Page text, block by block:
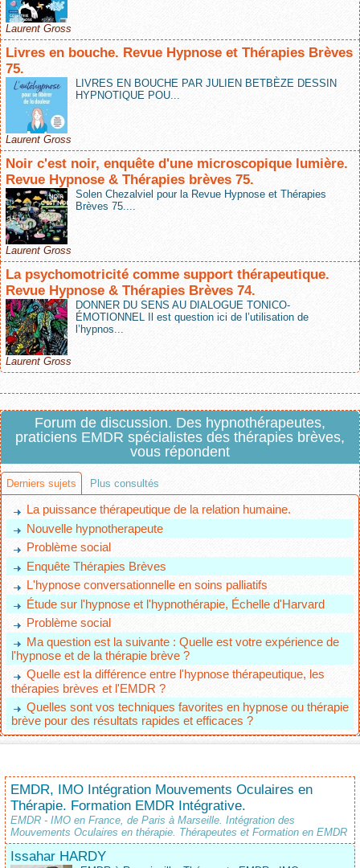
Laurent Gross
Livres en bouche. Revue Hypnose et Thérapies Brèves
75.
LIVRES EN BOUCHE PAR JULIEN BETBÈZE DESSIN
HYPNOTIQUE POU...
Laurent Gross
Noir c'est noir, enquête d'une microscopique lumière.
Revue Hypnose & Thérapies brèves 75.
Solen Chezalviel pour la Revue Hypnose et Thérapies
Brèves 75....
Laurent Gross
La psychomotricité comme support thérapeutique.
Revue Hypnose & Thérapies Brèves 74.
DONNER DU SENS AU DIALOGUE TONICO-
ÉMOTIONNEL Il est question ici de l’utilisation de
l’hypnos...
Laurent Gross
Forum de discussion. Des hypnothérapeutes,
praticiens EMDR spécialistes des thérapies brèves,
vous répondent
Derniers sujets Plus consultés
La puissance thérapeutique de la relation humaine.
Nouvelle hypnotherapeute
Problème social
Enquête Thérapies Brèves
L'hypnose conversationnelle en soins palliatifs
Étude sur l'hypnose et l'hypnothérapie, Échelle d'Harvard
Problème social
Ma question est la suivante : Quelle est votre expérience de
l'hypnose et de la thérapie brève ?
Quelle est la différence entre l'hypnose thérapeutique, les
thérapies brèves et l'EMDR ?
Quelles sont vos techniques favorites en hypnose ou thérapie
brève pour des résultats rapides et efficaces ?
EMDR, IMO Intégration Mouvements Oculaires en
Thérapie. Formation EMDR Intégrative.
EMDR - IMO en France, de Paris à Marseille. Intégration des
Mouvements Oculaires en thérapie. Thérapeutes et Formation en EMDR
Issahar HARDY